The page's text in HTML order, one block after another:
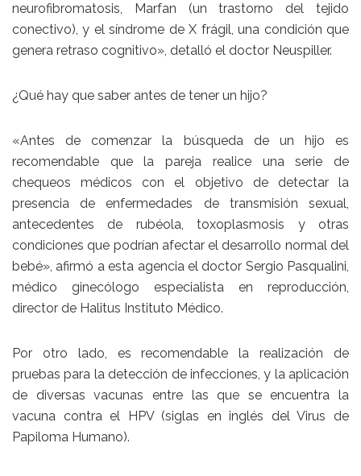
neurofibromatosis, Marfan (un trastorno del tejido
conectivo), y el síndrome de X frágil, una condición que
genera retraso cognitivo», detalló el doctor Neuspiller.
¿Qué hay que saber antes de tener un hijo?
«Antes de comenzar la búsqueda de un hijo es
recomendable que la pareja realice una serie de
chequeos médicos con el objetivo de detectar la
presencia de enfermedades de transmisión sexual,
antecedentes de rubéola, toxoplasmosis y otras
condiciones que podrían afectar el desarrollo normal del
bebé», afirmó a esta agencia el doctor Sergio Pasqualini,
médico ginecólogo especialista en reproducción,
director de Halitus Instituto Médico.
Por otro lado, es recomendable la realización de
pruebas para la detección de infecciones, y la aplicación
de diversas vacunas entre las que se encuentra la
vacuna contra el HPV (siglas en inglés del Virus de
Papiloma Humano).